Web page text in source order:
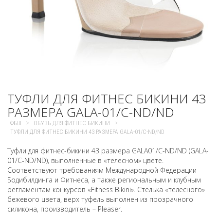
ТУФЛИ ДЛЯ ФИТНЕС БИКИНИ 43
РАЗМЕРА GALA-01/C-ND/ND
ФБШ > ОБУВЬ ДЛЯ ФИТНЕС БИКИНИ >
ТУФЛИ ДЛЯ ФИТНЕС БИКИНИ 43 РАЗМЕРА GALA-01/C-ND/ND
Туфли для фитнес-бикини 43 размера GALA01/C-ND/ND (GALA-
01/C-ND/ND), выполненные в «телесном» цвете.
Соответствуют требованиям Международной Федерации
Бодибилдинга и Фитнеса, а также региональным и клубным
регламентам конкурсов «Fitness Bikini». Стелька «телесного»
бежевого цвета, верх туфель выполнен из прозрачного
силикона, производитель – Pleaser.